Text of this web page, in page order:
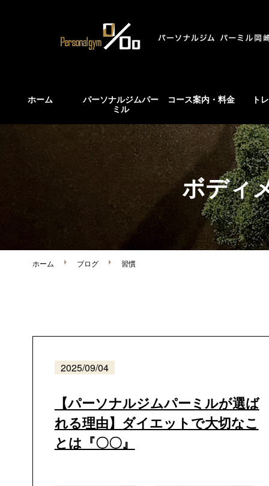
ホーム
パーソナルジムパー
ミル
コース案内・料金 ト
ボディ
ホーム ブログ 習慣
2025/09/04
【パーソナルジムパーミルが選ば
れる理由】ダイエットで大切なこ
とは『〇〇』